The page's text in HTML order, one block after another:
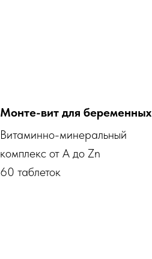
Монте-вит для беременных
Витаминно-минеральный
комплекс от A до Zn
60 таблеток